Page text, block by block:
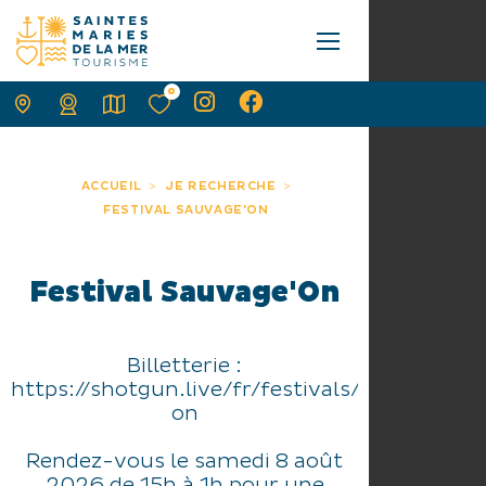
ACCUEIL
JE RECHERCHE
FESTIVAL SAUVAGE'ON
Festival Sauvage'On
Billetterie :
https://shotgun.live/fr/festivals/sauvage-
on
Rendez-vous le samedi 8 août
0